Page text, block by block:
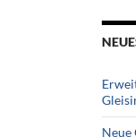
Neue